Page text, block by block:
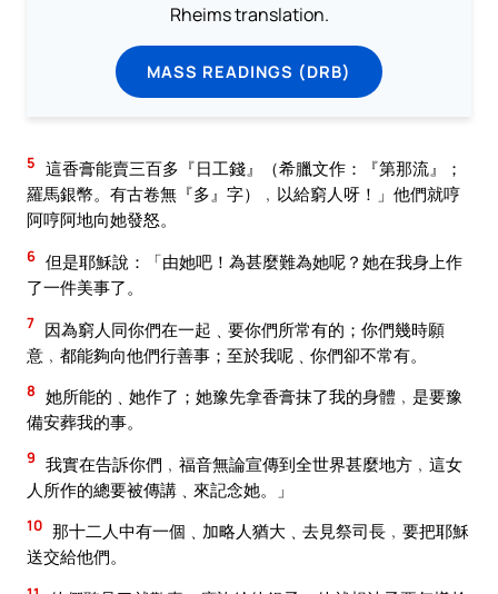
Rheims translation.
MASS READINGS (DRB)
5 這香膏能賣三百多『日工錢』（希臘文作：『第那流』；
羅馬銀幣。有古卷無『多』字）﹐以給窮人呀！」他們就哼
阿哼阿地向她發怒。
6 但是耶穌說：「由她吧！為甚麼難為她呢？她在我身上作
了一件美事了。
7 因為窮人同你們在一起﹑要你們所常有的；你們幾時願
意﹐都能夠向他們行善事；至於我呢﹑你們卻不常有。
8 她所能的﹑她作了；她豫先拿香膏抹了我的身體﹐是要豫
備安葬我的事。
9 我實在告訴你們﹐福音無論宣傳到全世界甚麼地方﹐這女
人所作的總要被傳講﹑來記念她。」
10 那十二人中有一個﹑加略人猶大﹑去見祭司長﹐要把耶穌
送交給他們。